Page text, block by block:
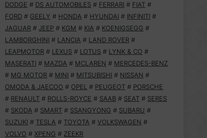
DODGE # DS AUTOMOBILES # FERRARI # FIAT #
FORD # GEELY # HONDA # HYUNDAI # INFINITI #
JAGUAR # JEEP # KGM # KIA # KOENIGSEGG #
LAMBORGHINI # LANCIA # LAND ROVER #
LEAPMOTOR # LEXUS # LOTUS # LYNK & CO #
MASERATI # MAZDA # MCLAREN # MERCEDES-BENZ
# MG MOTOR # MINI # MITSUBISHI # NISSAN #
OMODA & JAECOO # OPEL # PEUGEOT # PORSCHE
# RENAULT # ROLLS-ROYCE # SAAB # SEAT # SERES
# SKODA # SMART # SSANGYONG # SUBARU #
SUZUKI # TESLA # TOYOTA # VOLKSWAGEN #
VOLVO # XPENG # ZEEKR